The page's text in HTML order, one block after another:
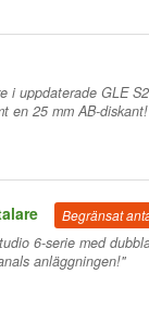
i uppdaterade GLE
en 25 mm AB-
Begränsat
6-serie med
anläggningen!"